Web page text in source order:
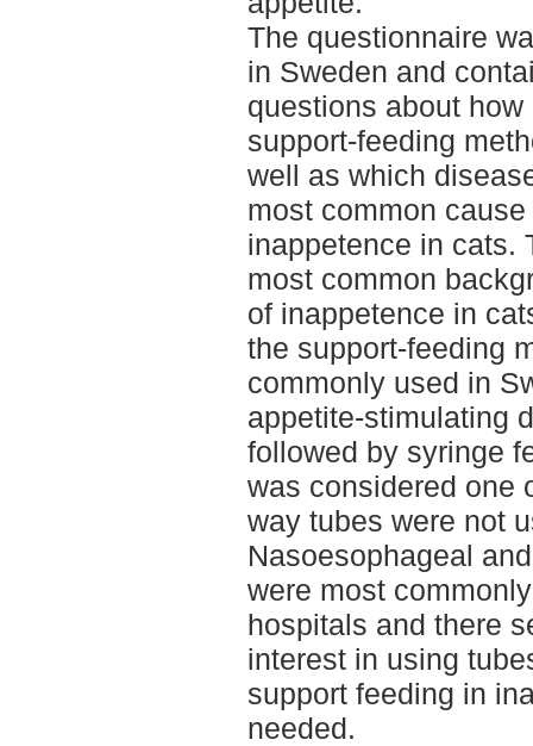
The questionnaire
in Sweden and
questions about
support-feeding
well as which
most common cause
inappetence in cats.
most common
of inappetence in
the support-feeding
commonly used in
appetite-stimulating
followed by syringe
was considered one
way tubes were not
Nasoesophageal
were most
hospitals and there
interest in using
support feeding in
needed.